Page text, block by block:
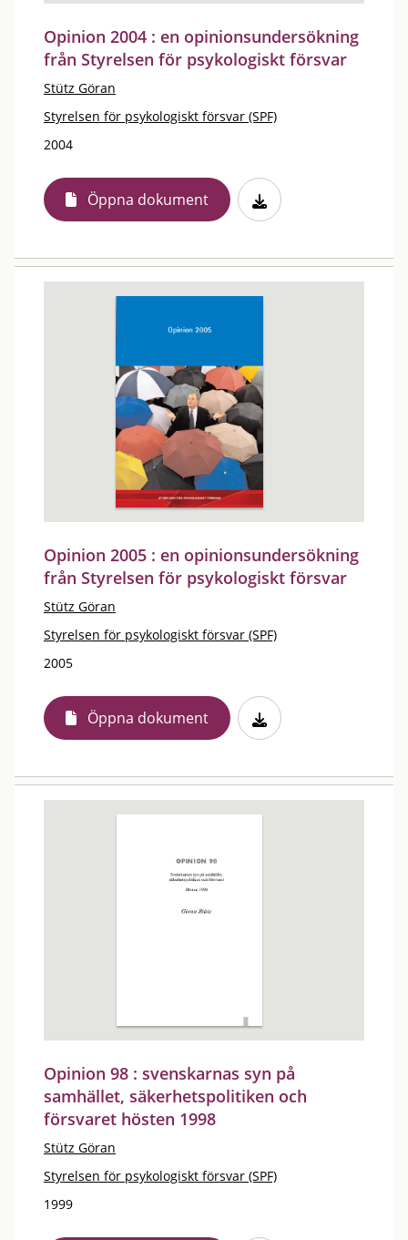
Opinion 2004 : en opinionsundersökning
från Styrelsen för psykologiskt försvar
Stütz Göran
Styrelsen för psykologiskt försvar (SPF)
2004
Öppna dokument
Opinion 2005 : en opinionsundersökning
från Styrelsen för psykologiskt försvar
Stütz Göran
Styrelsen för psykologiskt försvar (SPF)
2005
Öppna dokument
Opinion 98 : svenskarnas syn på
samhället, säkerhetspolitiken och
försvaret hösten 1998
Stütz Göran
Styrelsen för psykologiskt försvar (SPF)
1999